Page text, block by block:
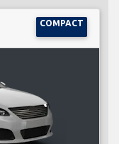
COMPACT